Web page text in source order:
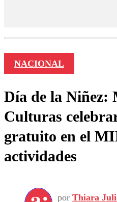
NACIONAL
Día de la Niñez:
Culturas
gratuito en el
actividades
por Thiara